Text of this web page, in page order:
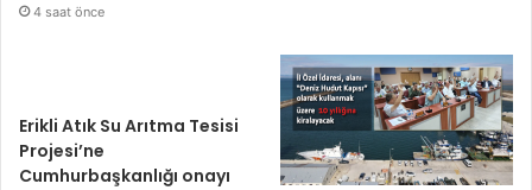
4 saat önce
Erikli Atık Su Arıtma Tesisi
Projesi’ne
Cumhurbaşkanlığı onayı